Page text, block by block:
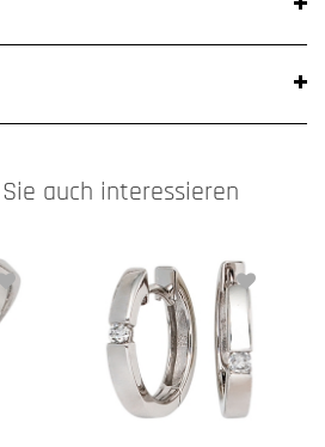
auch interessieren